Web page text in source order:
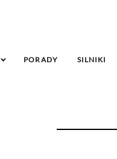
PORADY SILNIKI